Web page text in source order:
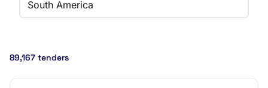
South America
89,167 tenders